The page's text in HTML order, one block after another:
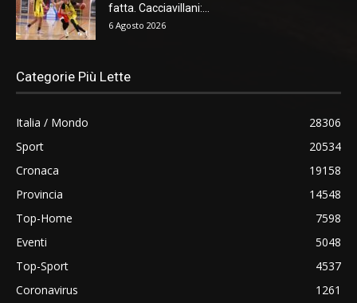
fatta. Cacciavillani:...
6 Agosto 2026
Categorie Più Lette
Italia / Mondo
28306
Sport
20534
Cronaca
19158
Provincia
14548
Top-Home
7598
Eventi
5048
Top-Sport
4537
Coronavirus
1261